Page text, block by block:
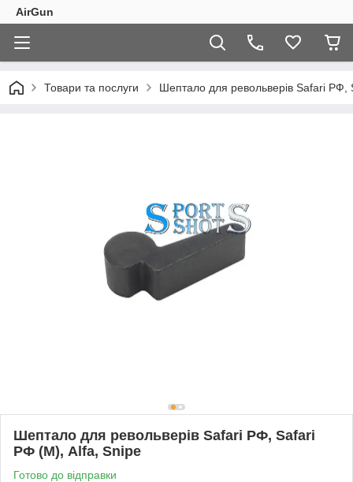
AirGun
Товари та послуги Шептало для револьверів Safari
Шептало для револьверів Safari РФ, Safari
РФ (М), Alfa, Snipe
Готово до відправки